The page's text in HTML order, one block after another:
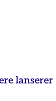
lanserer